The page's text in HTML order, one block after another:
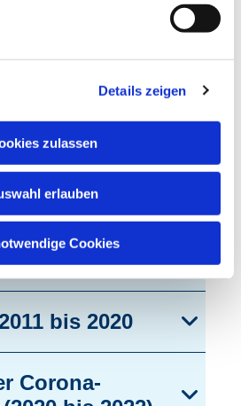
Details zeigen
zulassen
erlauben
Cookies
bis 1930
bis 1970
bis 1990
bis 2010
bis 2020
Corona-